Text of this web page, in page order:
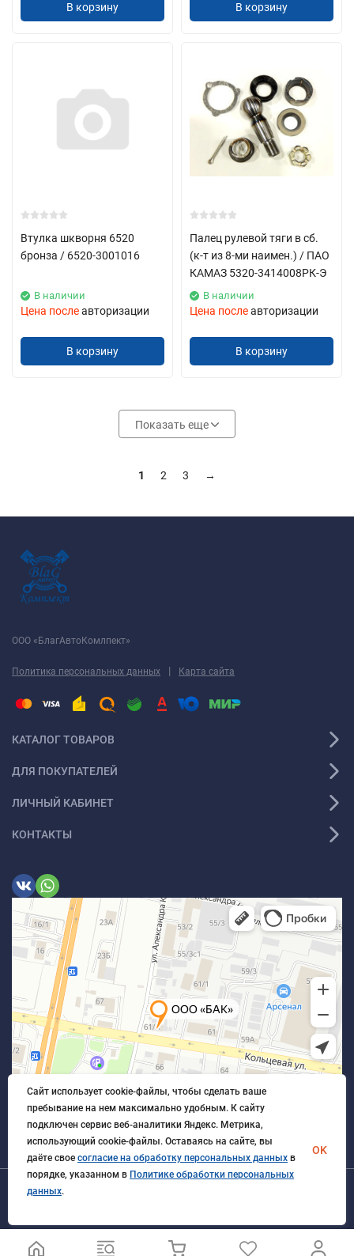
В корзину В корзину
Втулка шкворня 6520
бронза / 6520-3001016
В наличии
Цена послеавторизации
В корзину
Палец рулевой тяги в сб.
(к-т из 8-ми наимен.) / ПАО
КАМАЗ 5320-3414008РК-Э
В наличии
Цена послеавторизации
В корзину
Показать еще
1 2 3 →
ООО «БлагАвтоКомлпект»
Политика персональных данных | Карта сайта
КАТАЛОГ ТОВАРОВ
ДЛЯ ПОКУПАТЕЛЕЙ
ЛИЧНЫЙ КАБИНЕТ
КОНТАКТЫ
Сайт использует cookie-файлы, чтобы сделать ваше
пребывание на нем максимально удобным. К cайту
подключен сервис веб-аналитики Яндекс. Метрика,
использующий cookie-файлы. Оставаясь на сайте, вы
даёте свое согласие на обработку персональных данных в
порядке, указанном в Политике обработки персональных
данных.
OK